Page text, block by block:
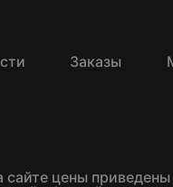
Заказы
сайте цены